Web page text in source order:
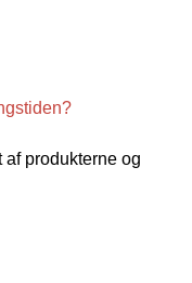
produkterne og